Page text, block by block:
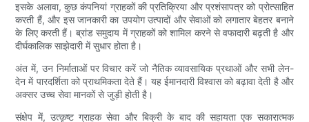
इसके अलावा, कुछ कंपनियां ग्राहकों की प्रतिक्रिया और प्रशंसापत्र को प्रोत्साहित
करती हैं, और इस जानकारी का उपयोग उत्पादों और सेवाओं को लगातार बेहतर बनाने
के लिए करती हैं। ब्रांड समुदाय में ग्राहकों को शामिल करने से वफादारी बढ़ती है और
दीर्घकालिक साझेदारी में सुधार होता है।
अंत में, उन निर्माताओं पर विचार करें जो नैतिक व्यावसायिक प्रथाओं और सभी लेन-
देन में पारदर्शिता को प्राथमिकता देते हैं। यह ईमानदारी विश्वास को बढ़ावा देती है और
अक्सर उच्च सेवा मानकों से जुड़ी होती है।
संक्षेप में, उत्कृष्ट ग्राहक सेवा और बिक्री के बाद की सहायता एक सकारात्मक